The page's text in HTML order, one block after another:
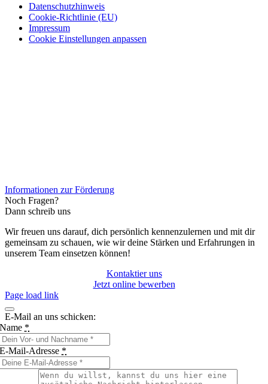
Datenschutzhinweis
Cookie-Richtlinie (EU)
Impressum
Cookie Einstellungen anpassen
Informationen zur Förderung
Noch Fragen?
Dann schreib uns
Wir freuen uns darauf, dich persönlich kennenzulernen und mit dir
gemeinsam zu schauen, wie wir deine Stärken und Erfahrungen in
unserem Team einsetzen können!
Kontaktier uns
Jetzt online bewerben
Page load link
E-Mail an uns schicken:
Name *
E-Mail-Adresse *